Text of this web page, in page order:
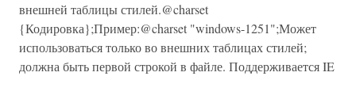
внешней таблицы стилей.@charset
{Кодировка};Пример:@charset "windows-1251";Может
использоваться только во внешних таблицах стилей;
должна быть первой строкой в файле. Поддерживается IE